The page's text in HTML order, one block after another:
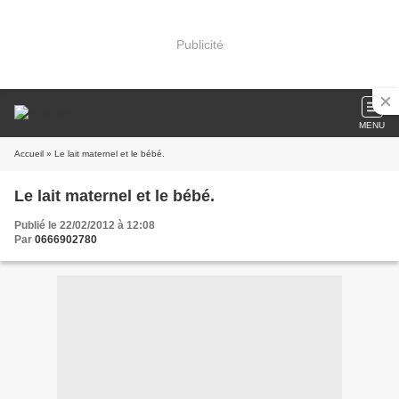
Publicité
MENU
Accueil » Le lait maternel et le bébé.
Le lait maternel et le bébé.
Publié le 22/02/2012 à 12:08
Par 0666902780